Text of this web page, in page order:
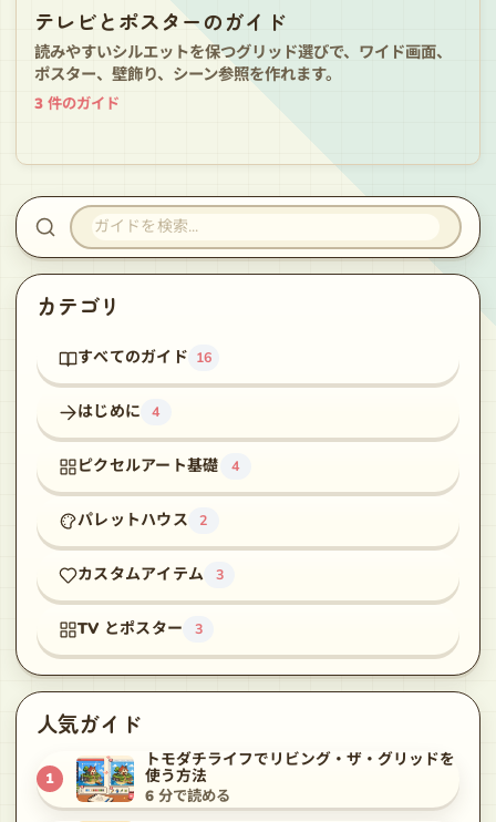
テレビとポスターのガイド
読みやすいシルエットを保つグリッド選びで、ワイド画面、
ポスター、壁飾り、シーン参照を作れます。
3 件のガイド
ガイドを検索
カテゴリ
すべてのガイド 16
はじめに 4
ピクセルアート基礎 4
パレットハウス 2
カスタムアイテム 3
TV とポスター 3
人気ガイド
1
トモダチライフでリビング・ザ・グリッドを
使う方法
6 分で読める